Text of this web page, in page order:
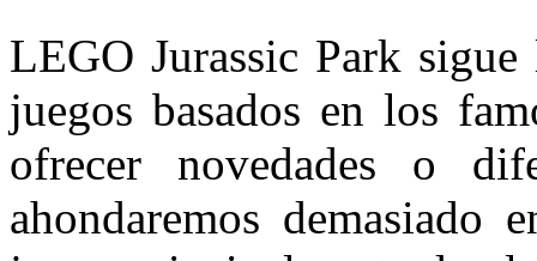
LEGO Jurassic Park
juegos basados en los
ofrecer novedades o
ahondaremos demasiado